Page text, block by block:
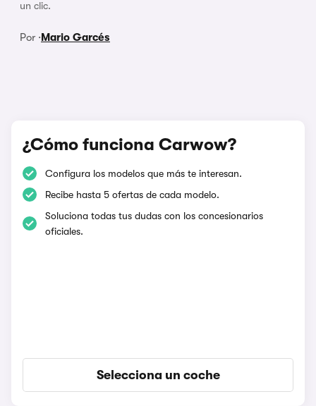
un clic.
Por ·Mario Garcés
¿Cómo funciona Carwow?
Configura los modelos que más te interesan.
Recibe hasta 5 ofertas de cada modelo.
Soluciona todas tus dudas con los concesionarios
oficiales.
Selecciona un coche